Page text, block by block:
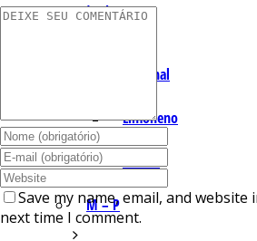
I – L
Lemonal
Limoneno
Linalol
M – P
Save my name, email, and
next time I comment.